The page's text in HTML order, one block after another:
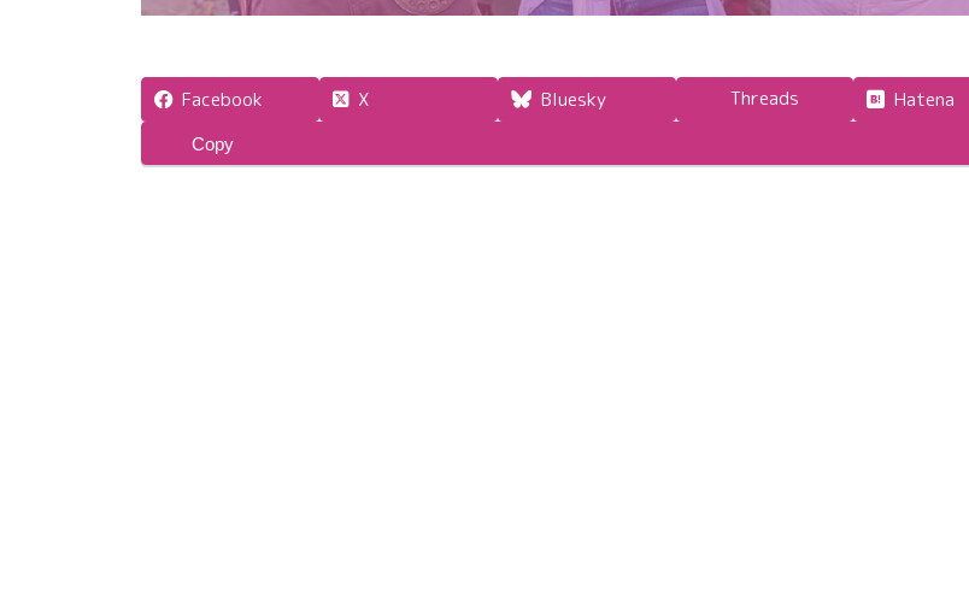
Facebook X Bluesky Threads Hatena
Copy